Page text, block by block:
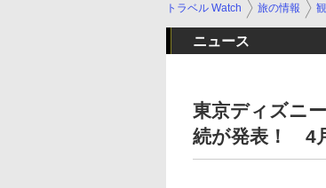
トラベル Watch 旅の情報
ニュース
東京ディズニ
続が発表！ 4